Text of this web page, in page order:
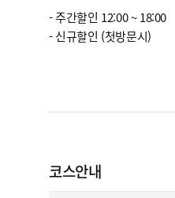
- 주간할인 12:00 ~ 18:00
- 신규할인 (첫방문시)
코스안내